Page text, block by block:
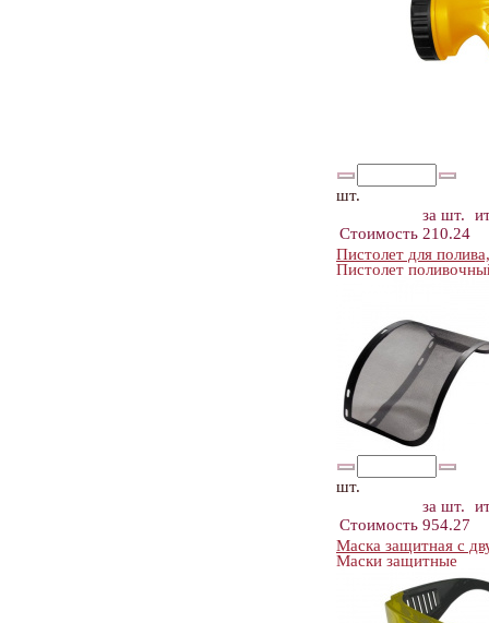
шт.
за шт.
Стоимость 210.24
Пистолет для
Пистолет
шт.
за шт.
Стоимость 954.27
Маска защитная с
Маски защитные